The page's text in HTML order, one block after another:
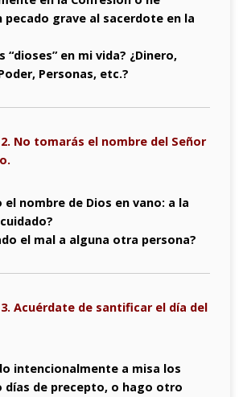
pecado grave al sacerdote en la
“dioses” en mi vida? ¿Dinero,
Personas, etc.?
No tomarás el nombre del Señor
el nombre de Dios en vano: a la
el mal a alguna otra persona?
Acuérdate de santificar el día del
intencionalmente a misa los
días de precepto, o hago otro